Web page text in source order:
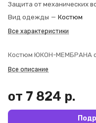
Защита от механических
Вид одежды — Костюм
Все характеристики
Костюм ЮКОН-МЕМБРАНА с
Все описание
от 7 824 р.